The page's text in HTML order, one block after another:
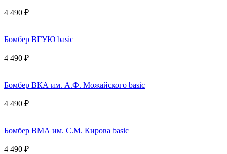
4 490 ₽
Бомбер ВГУЮ basic
4 490 ₽
Бомбер ВКА им. А.Ф. Можайского basic
4 490 ₽
Бомбер ВМА им. С.М. Кирова basic
4 490 ₽